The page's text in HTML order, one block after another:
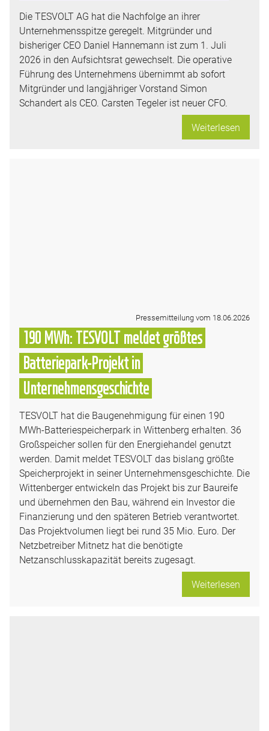
Die TESVOLT AG hat die Nachfolge an ihrer
Unternehmensspitze geregelt. Mitgründer und
bisheriger CEO Daniel Hannemann ist zum 1. Juli
2026 in den Aufsichtsrat gewechselt. Die operative
Führung des Unternehmens übernimmt ab sofort
Mitgründer und langjähriger Vorstand Simon
Schandert als CEO. Carsten Tegeler ist neuer CFO.
Weiterlesen
Pressemitteilung vom 18.06.2026
190 MWh: TESVOLT meldet größtes
Batteriepark-Projekt in
Unternehmensgeschichte
TESVOLT hat die Baugenehmigung für einen 190
MWh-Batteriespeicherpark in Wittenberg erhalten. 36
Großspeicher sollen für den Energiehandel genutzt
werden. Damit meldet TESVOLT das bislang größte
Speicherprojekt in seiner Unternehmensgeschichte. Die
Wittenberger entwickeln das Projekt bis zur Baureife
und übernehmen den Bau, während ein Investor die
Finanzierung und den späteren Betrieb verantwortet.
Das Projektvolumen liegt bei rund 35 Mio. Euro. Der
Netzbetreiber Mitnetz hat die benötigte
Netzanschlusskapazität bereits zugesagt.
Weiterlesen